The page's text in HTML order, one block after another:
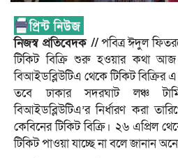
নিজস্ব প্রতিবেদক //পবিত্র ঈদুল
টিকিট বিক্রি শুরু হওয়ার কথা
বিআইডব্লিউটিএ থেকে টিকিট বিক্রির
তবে ঢাকার সদরঘাট লঞ্চ
বিআইডব্লিউটিএ’র নির্ধারণ করা
কেবিনের টিকিট বিক্রি। ২৬ এপ্রিল
টিকিট পাওয়া যাচ্ছে না বলে জানান